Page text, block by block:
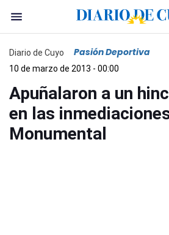
Diario de Cuyo Pasión Deportiva
10 de marzo de 2013 - 00:00
Apuñalaron a un
en las
Monumental